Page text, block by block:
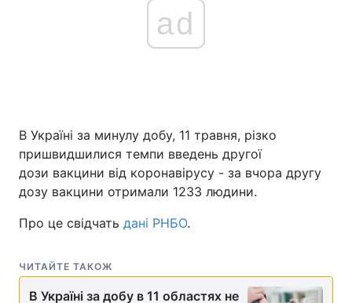
ad
В Україні за минулу добу, 11 травня, різко
пришвидшилися темпи введень другої
дози вакцини від коронавірусу - за вчора другу
дозу вакцини отримали 1233 людини.
Про це свідчать дані РНБО.
ЧИТАЙТЕ ТАКОЖ
В Україні за добу в 11 областях не